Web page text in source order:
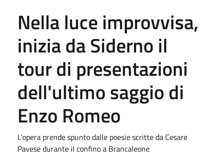
Nella luce improvvisa,
inizia da Siderno il
tour di presentazioni
dell'ultimo saggio di
Enzo Romeo
L’opera prende spunto dalle poesie scritte da Cesare
Pavese durante il confino a Brancaleone